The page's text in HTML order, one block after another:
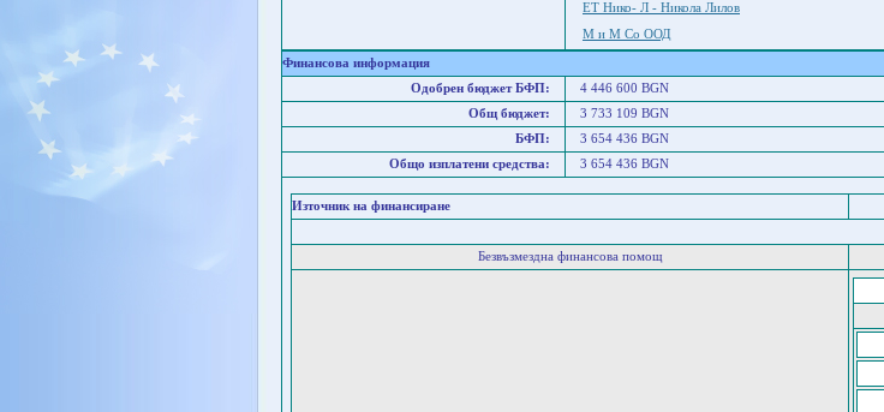
ЕТ Нико- Л - Никола Лилов
М и М Со ООД
Финансова информация
Одобрен бюджет БФП:
4 446 600 BGN
Общ бюджет:
3 733 109 BGN
БФП:
3 654 436 BGN
Общо изплатени средства:
3 654 436 BGN
Източник на финансиране
Безвъзмездна финансова помощ